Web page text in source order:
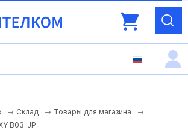
Склад
Товары для магазина
B03-JP